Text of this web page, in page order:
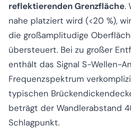
reflektierenden Grenzfläche.
nahe platziert wird (<20 %),
die großamplitudige
übersteuert. Bei zu großer
enthält das Signal S-Wellen-
Frequenzspektrum
typischen
beträgt der Wandlerabstand
Schlagpunkt.